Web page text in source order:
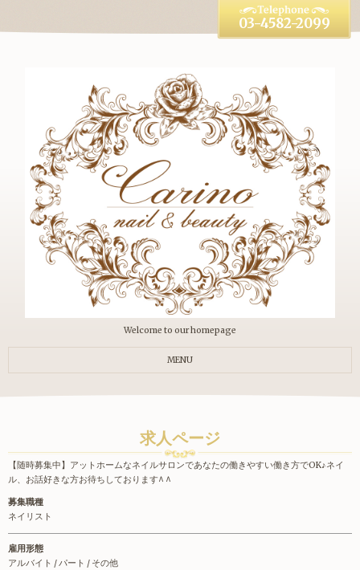
Welcome to our homepage
03-4582-2099
MENU
求人ページ
【随時募集中】アットホームなネイルサロンであなたの働きやすい働き方でOK♪ネイ
ル、お話好きな方お待ちしております^ ^
募集職種
ネイリスト
雇用形態
アルバイト / パート / その他